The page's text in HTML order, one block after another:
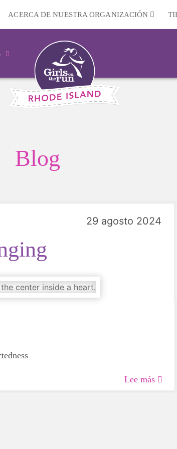
ACERCA DE NUESTRA ORGANIZACIÓN
Blog
29 agosto 2024
Lee más